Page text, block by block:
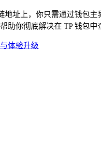
址上，你只需通过钱包
你彻底解决在 TP 钱包
体验升级